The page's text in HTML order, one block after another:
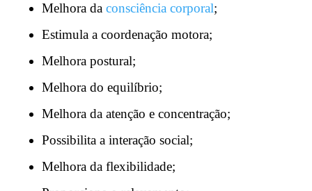
Melhora da consciência corporal;
Estimula a coordenação motora;
Melhora postural;
Melhora do equilíbrio;
Melhora da atenção e concentração;
Possibilita a interação social;
Melhora da flexibilidade;